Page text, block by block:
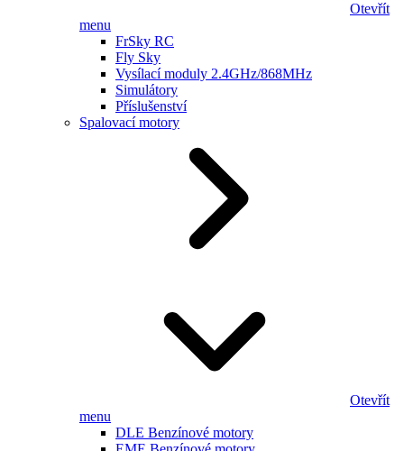
Otevřít
menu
FrSky RC
Fly Sky
Vysílací moduly 2.4GHz/868MHz
Simulátory
Příslušenství
Spalovací motory
Otevřít
menu
DLE Benzínové motory